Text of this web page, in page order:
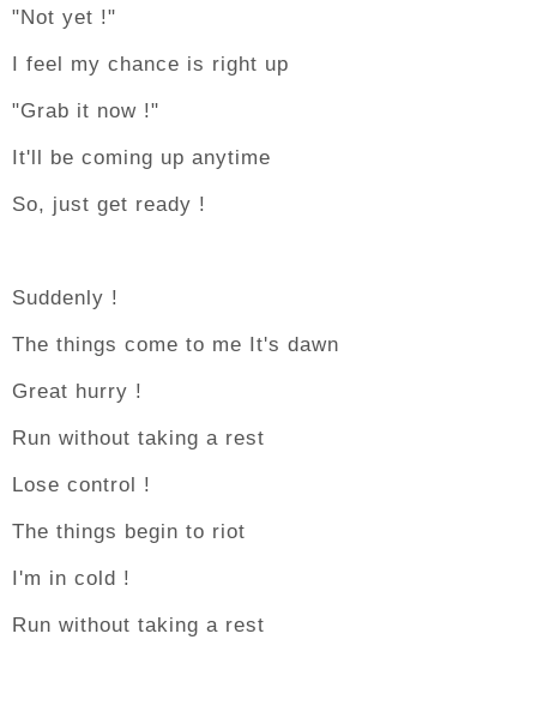
"Not yet !"
I feel my chance is right up
"Grab it now !"
It'll be coming up anytime
So, just get ready !
Suddenly !
The things come to me It's dawn
Great hurry !
Run without taking a rest
Lose control !
The things begin to riot
I'm in cold !
Run without taking a rest